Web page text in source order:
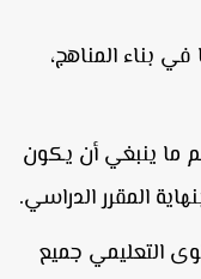
المناهج،
ما ينبغي أن يكون
المقرر الدراسي.
جميع